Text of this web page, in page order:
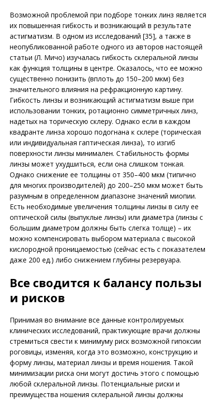
Возможной проблемой при подборе тонких линз является
их повышенная гибкость и возникающий в результате
астигматизм. В одном из исследований [35], а также в
неопубликованной работе одного из авторов настоящей
статьи (Л. Мичо) изучалась гибкость склеральной линзы
как функция толщины в центре. Оказалось, что ее можно
существенно понизить (вплоть до 150–200 мкм) без
значительного влияния на рефракционную картину.
Гибкость линзы и возникающий астигматизм выше при
использовании тонких, ротационно симметричных линз,
надетых на торическую склеру. Однако если в каждом
квадранте линза хорошо подогнана к склере (торическая
или индивидуальная гаптическая линза), то изгиб
поверхности линзы минимален. Стабильность формы
линзы может ухудшиться, если она слишком тонкая.
Однако снижение ее толщины от 350–400 мкм (типично
для многих производителей) до 200–250 мкм может быть
разумным в определенном диапазоне значений миопии.
Есть необходимые увеличения толщины линзы в силу ее
оптической силы (выпуклые линзы) или диаметра (линзы с
большим диаметром должны быть слегка толще) – их
можно компенсировать выбором материала с высокой
кислородной проницаемостью (сейчас есть с показателем
даже 200 ед.) либо снижением глубины резервуара.
Все сводится к балансу пользы
и рисков
Принимая во внимание все данные контролируемых
клинических исследований, практикующие врачи должны
стремиться свести к минимуму риск возможной гипоксии
роговицы, изменяя, когда это возможно, конструкцию и
форму линзы, материал линзы и время ношения. Такой
минимизации риска они могут достичь этого с помощью
любой склеральной линзы. Потенциальные риски и
преимущества ношения склеральной линзы должны